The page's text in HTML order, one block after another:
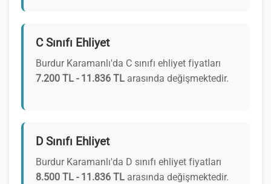
C Sınıfı Ehliyet
Burdur Karamanlı'da C sınıfı ehliyet fiyatları
7.200 TL - 11.836 TL arasında değişmektedir.
D Sınıfı Ehliyet
Burdur Karamanlı'da D sınıfı ehliyet fiyatları
8.500 TL - 11.836 TL arasında değişmektedir.